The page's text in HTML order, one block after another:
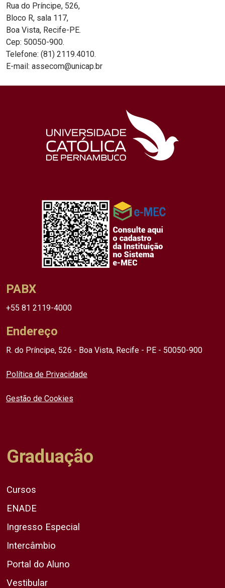
Rua do Príncipe, 526,
Bloco R, sala 117,
Boa Vista, Recife-PE.
Cep: 50050-900.
Telefone: (81) 2119.4010.
E-mail: assecom@unicap.br
PABX
+55 81 2119-4000
Endereço
R. do Príncipe, 526 - Boa Vista, Recife - PE - 50050-900
Política de Privacidade
Gestão de Cookies
Graduação
Cursos
ENADE
Ingresso Especial
Intercâmbio
Portal do Aluno
Vestibular